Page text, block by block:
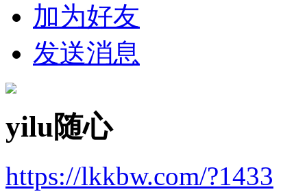
加为好友
发送消息
yilu随心
https://lkkbw.com/?1433